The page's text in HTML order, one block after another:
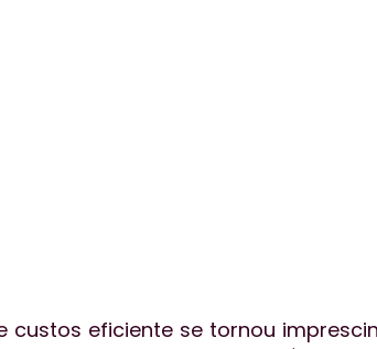
custos eficiente se tornou